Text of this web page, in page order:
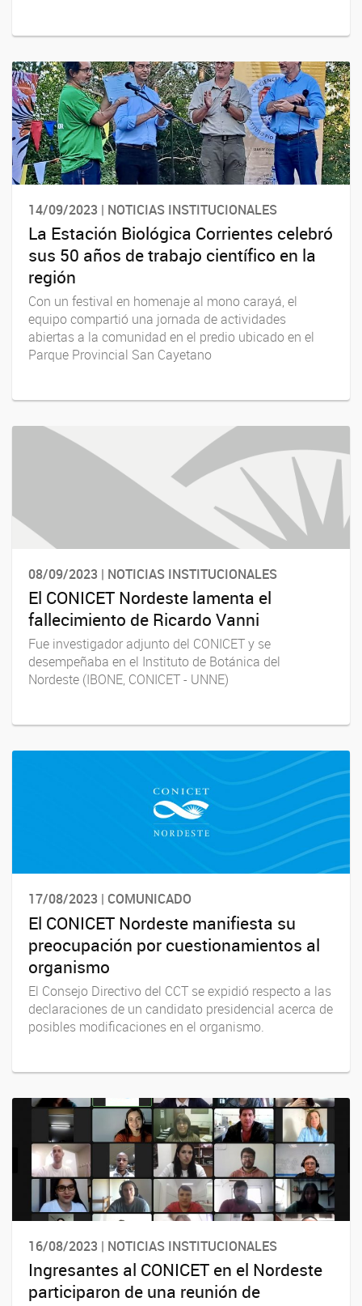
14/09/2023 | NOTICIAS INSTITUCIONALES
La Estación Biológica Corrientes celebró
sus 50 años de trabajo científico en la
región
Con un festival en homenaje al mono carayá, el
equipo compartió una jornada de actividades
abiertas a la comunidad en el predio ubicado en el
Parque Provincial San Cayetano
08/09/2023 | NOTICIAS INSTITUCIONALES
El CONICET Nordeste lamenta el
fallecimiento de Ricardo Vanni
Fue investigador adjunto del CONICET y se
desempeñaba en el Instituto de Botánica del
Nordeste (IBONE, CONICET - UNNE)
17/08/2023 | COMUNICADO
El CONICET Nordeste manifiesta su
preocupación por cuestionamientos al
organismo
El Consejo Directivo del CCT se expidió respecto a las
declaraciones de un candidato presidencial acerca de
posibles modificaciones en el organismo.
16/08/2023 | NOTICIAS INSTITUCIONALES
Ingresantes al CONICET en el Nordeste
participaron de una reunión de